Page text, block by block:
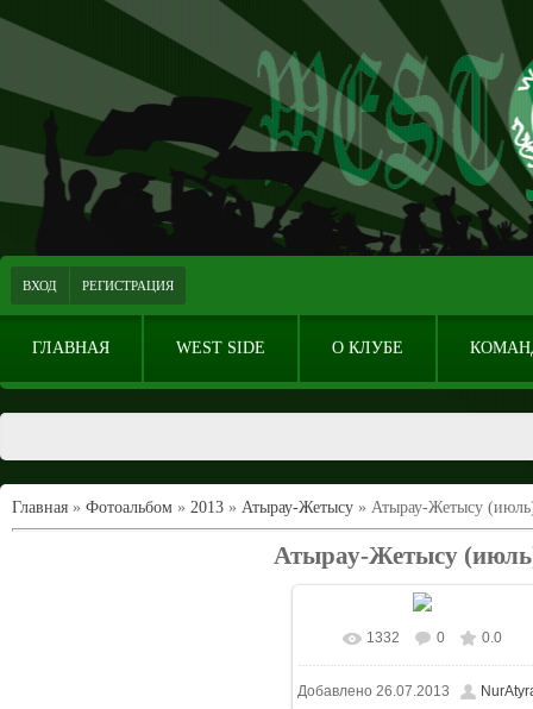
ВХОД РЕГИСТРАЦИЯ
ГЛАВНАЯ WEST SIDE О КЛУБЕ
Главная » Фотоальбом » 2013 » Атырау-Жетысу » Атырау-Жетысу
Атырау-Жетысу
В реальном размере
1024x683/ 273.4Kb
1332 0 0.0
Добавлено 26.07.2013